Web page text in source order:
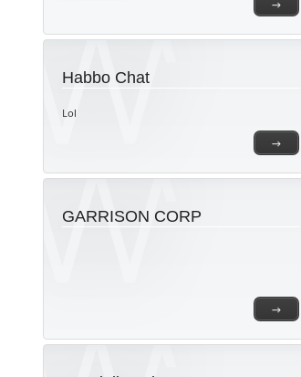
→
→
Habbo Chat
Lol
→
GARRISON CORP